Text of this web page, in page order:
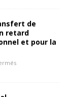
de
retard
et pour la